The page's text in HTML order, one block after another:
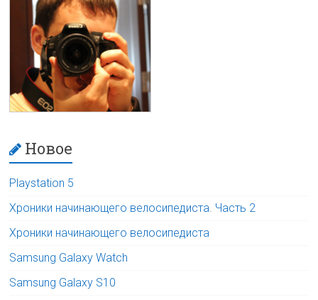
Новое
Playstation 5
Хроники начинающего велосипедиста. Часть 2
Хроники начинающего велосипедиста
Samsung Galaxy Watch
Samsung Galaxy S10